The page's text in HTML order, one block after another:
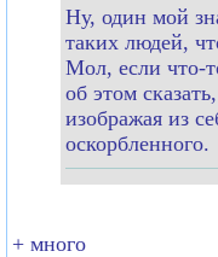
Ну, один мой
таких людей,
Мол, если что-
об этом
изображая из
оскорбленного.
+ много